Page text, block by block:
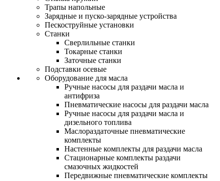
Трапы напольные
Зарядные и пуско-зарядные устройства
Пескоструйные установки
Станки
Сверлильные станки
Токарные станки
Заточные станки
Подставки осевые
Оборудование для масла
Ручные насосы для раздачи масла и
антифриза
Пневматические насосы для раздачи масла
Ручные насосы для раздачи масла и
дизельного топлива
Маслораздаточные пневматические
комплекты
Настенные комплекты для раздачи масла
Стационарные комплекты раздачи
смазочных жидкостей
Передвижные пневматические комплекты